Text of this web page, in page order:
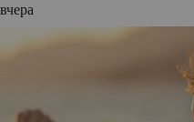
вчера